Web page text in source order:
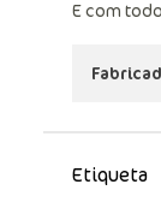
E com
Etiqueta